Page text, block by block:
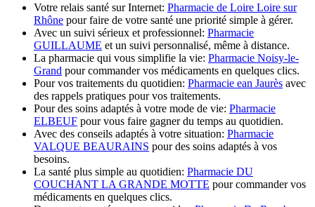
Votre relais santé sur Internet: Pharmacie de Loire Loire sur
Rhône pour faire de votre santé une priorité simple à gérer.
Avec un suivi sérieux et professionnel: Pharmacie
GUILLAUME et un suivi personnalisé, même à distance.
La pharmacie qui vous simplifie la vie: Pharmacie Noisy-le-
Grand pour commander vos médicaments en quelques clics.
Pour vos traitements du quotidien: Pharmacie ean Jaurès avec
des rappels pratiques pour vos traitements.
Pour des soins adaptés à votre mode de vie: Pharmacie
ELBEUF pour vous faire gagner du temps au quotidien.
Avec des conseils adaptés à votre situation: Pharmacie
VALQUE BEAURAINS pour des soins adaptés à vos
besoins.
La santé plus simple au quotidien: Pharmacie DU
COUCHANT LA GRANDE MOTTE pour commander vos
médicaments en quelques clics.